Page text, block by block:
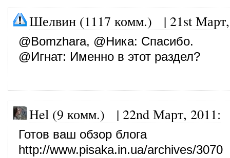
Шелвин (1117 комм.) | 21st
@Bomzhara, @Ника: Спасибо.
@Игнат: Именно в этот раздел?
Hel (9 комм.) | 22nd Март, 2011:
Готов ваш обзор блога
http://www.pisaka.in.ua/archives/3070